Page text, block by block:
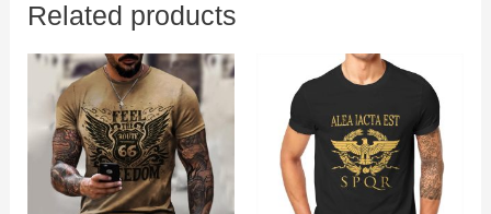
Related products